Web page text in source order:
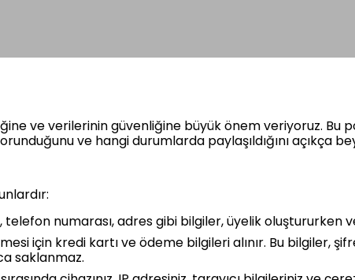
ve verilerinin güvenliğine büyük önem veriyoruz. Bu
ve hangi durumlarda paylaşıldığını açıkça
numarası, adres gibi bilgiler, üyelik oluştururken ve
için kredi kartı ve ödeme bilgileri alınır. Bu bilgiler,
saklanmaz.